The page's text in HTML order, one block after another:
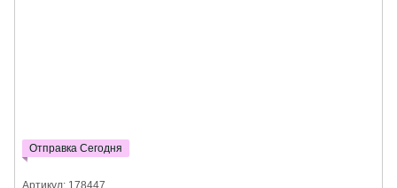
Отправка Сегодня
Артикул: 178447